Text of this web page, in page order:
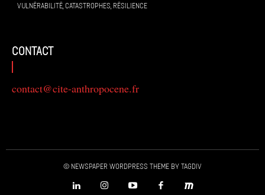
VULNÉRABILITÉ, CATASTROPHES, RÉSILIENCE
contact
contact@cite-anthropocene.fr
© Newspaper WordPress Theme by TagDiv